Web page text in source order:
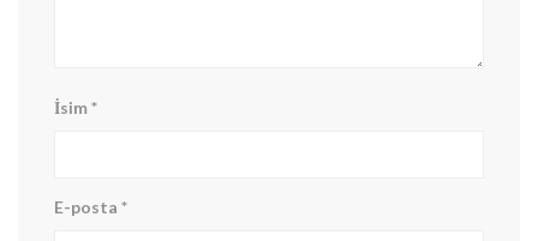
İsim*
E-posta *